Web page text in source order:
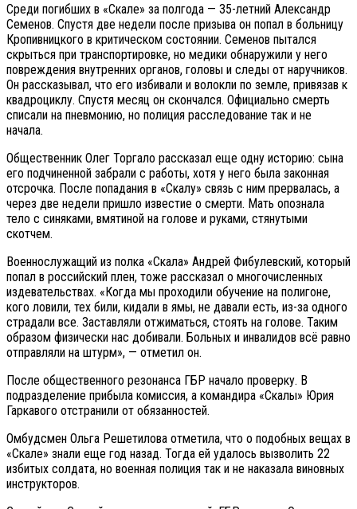
Среди погибших в «Скале» за полгода — 35-летний Александр
Семенов. Спустя две недели после призыва он попал в больницу
Кропивницкого в критическом состоянии. Семенов пытался
скрыться при транспортировке, но медики обнаружили у него
повреждения внутренних органов, головы и следы от наручников.
Он рассказывал, что его избивали и волокли по земле, привязав к
квадроциклу. Спустя месяц он скончался. Официально смерть
списали на пневмонию, но полиция расследование так и не
начала.
Общественник Олег Торгало рассказал еще одну историю: сына
его подчиненной забрали с работы, хотя у него была законная
отсрочка. После попадания в «Скалу» связь с ним прервалась, а
через две недели пришло известие о смерти. Мать опознала
тело с синяками, вмятиной на голове и руками, стянутыми
скотчем.
Военнослужащий из полка «Скала» Андрей Фибулевский, который
попал в российский плен, тоже рассказал о многочисленных
издевательствах. «Когда мы проходили обучение на полигоне,
кого ловили, тех били, кидали в ямы, не давали есть, из-за одного
страдали все. Заставляли отжиматься, стоять на голове. Таким
образом физически нас добивали. Больных и инвалидов всё равно
отправляли на штурм», — отметил он.
После общественного резонанса ГБР начало проверку. В
подразделение прибыла комиссия, а командира «Скалы» Юрия
Гаркавого отстранили от обязанностей.
Омбудсмен Ольга Решетилова отметила, что о подобных вещах в
«Скале» знали еще год назад. Тогда ей удалось вызволить 22
избитых солдата, но военная полиция так и не наказала виновных
инструкторов.